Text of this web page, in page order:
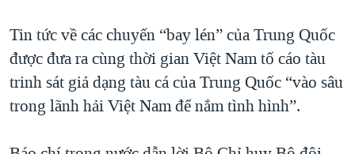
Tin tức về các chuyến “bay lén” của Trung Quốc
được đưa ra cùng thời gian Việt Nam tố cáo tàu
trinh sát giả dạng tàu cá của Trung Quốc “vào sâu
trong lãnh hải Việt Nam để nắm tình hình”.